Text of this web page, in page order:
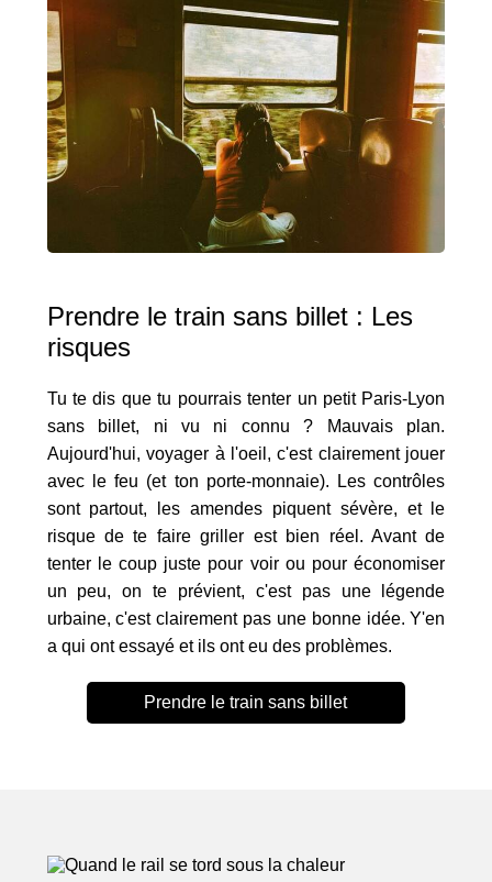
Prendre le train sans billet : Les
risques
Tu te dis que tu pourrais tenter un petit Paris-Lyon
sans billet, ni vu ni connu ? Mauvais plan.
Aujourd'hui, voyager à l'oeil, c'est clairement jouer
avec le feu (et ton porte-monnaie). Les contrôles
sont partout, les amendes piquent sévère, et le
risque de te faire griller est bien réel. Avant de
tenter le coup juste pour voir ou pour économiser
un peu, on te prévient, c'est pas une légende
urbaine, c'est clairement pas une bonne idée. Y'en
a qui ont essayé et ils ont eu des problèmes.
Prendre le train sans billet